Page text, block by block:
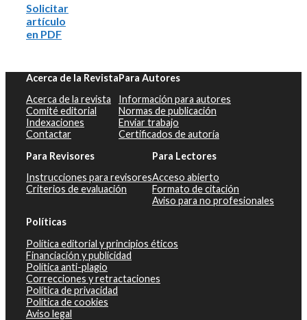
Solicitar
artículo
en PDF
Acerca de la Revista
Acerca de la revista
Comité editorial
Indexaciones
Contactar
Para Autores
Información para autores
Normas de publicación
Enviar trabajo
Certificados de autoría
Para Revisores
Instrucciones para revisores
Criterios de evaluación
Para Lectores
Acceso abierto
Formato de citación
Aviso para no profesionales
Políticas
Política editorial y principios éticos
Financiación y publicidad
Política anti-plagio
Correcciones y retractaciones
Política de privacidad
Política de cookies
Aviso legal